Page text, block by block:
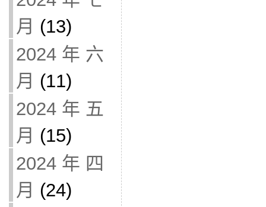
月 (13)
2024 年 六
月 (11)
2024 年 五
月 (15)
2024 年 四
月 (24)